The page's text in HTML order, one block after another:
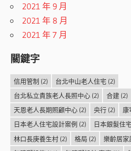
2021 年 9 月
2021 年 8 月
2021 年 7 月
關鍵字
信用管制 (2) 台北中山老人住宅 (2)
台北私立貴族老人長照中心(2) 合建(2)
天恩老人長期照顧中心(2) 央行(2) 康
日本老人住宅設計案例 (2) 日本銀髮住宅
林口長庚養生村(2) 格局 (2) 樂齡居家